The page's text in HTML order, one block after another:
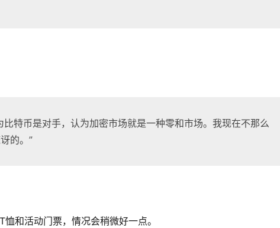
特币是对手，认为加密市场就是一种零和市场。我现在不那么
的。”
和活动门票，情况会稍微好一点。